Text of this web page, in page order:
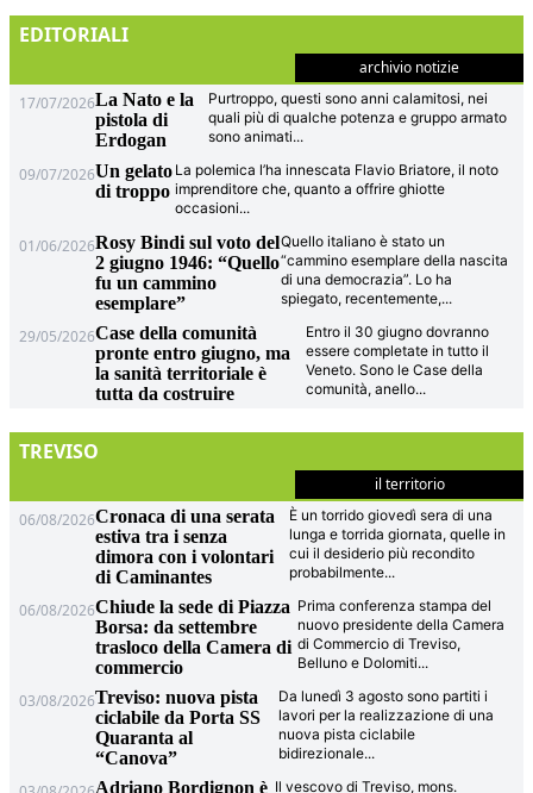
EDITORIALI
archivio notizie
17/07/2026La Nato e la
pistola di
Erdogan
Purtroppo, questi sono anni calamitosi, nei
quali più di qualche potenza e gruppo armato
sono animati...
09/07/2026Un gelato
di troppo
La polemica l’ha innescata Flavio Briatore, il noto
imprenditore che, quanto a offrire ghiotte
occasioni...
01/06/2026Rosy Bindi sul voto del
2 giugno 1946: “Quello
fu un cammino
esemplare”
Quello italiano è stato un
“cammino esemplare della nascita
di una democrazia”. Lo ha
spiegato, recentemente,...
29/05/2026Case della comunità
pronte entro giugno, ma
la sanità territoriale è
tutta da costruire
Entro il 30 giugno dovranno
essere completate in tutto il
Veneto. Sono le Case della
comunità, anello...
TREVISO
il territorio
06/08/2026Cronaca di una serata
estiva tra i senza
dimora con i volontari
di Caminantes
È un torrido giovedì sera di una
lunga e torrida giornata, quelle in
cui il desiderio più recondito
probabilmente...
06/08/2026Chiude la sede di Piazza
Borsa: da settembre
trasloco della Camera di
commercio
Prima conferenza stampa del
nuovo presidente della Camera
di Commercio di Treviso,
Belluno e Dolomiti...
03/08/2026Treviso: nuova pista
ciclabile da Porta SS
Quaranta al
“Canova”
Da lunedì 3 agosto sono partiti i
lavori per la realizzazione di una
nuova pista ciclabile
bidirezionale...
Adriano Bordignon è Il vescovo di Treviso, mons.